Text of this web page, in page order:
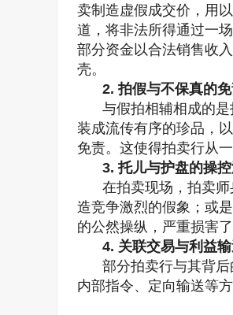
卖制造虚假成交价，用
道，将非法所得通过一
部分资金以合法销售收
壳。
2. 拍假与不保真的
与假拍相辅相成的
装成流传有序的珍品，
免责。这使得拍卖行从
3. 托儿与护盘的操
在拍卖现场，拍卖
造竞争激烈的假象；或
的公然操纵，严重损害
4. 关联交易与利益
部分拍卖行与其背
内部指令、定向输送等